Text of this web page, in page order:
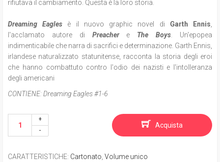
rifiutava il cambiamento. Questa è la loro storia.
Dreaming Eagles è il nuovo graphic novel di Garth Ennis
l'acclamato autore di Preachere The Boys . Un'epopea
indimenticabile che narra di sacrifici e determinazione. Garth Ennis,
irlandese naturalizzato statunitense, racconta la storia degli eroi
che hanno combattuto contro l'odio dei nazisti e l'intolleranza
degli americani
CONTIENE:Dreaming Eagles #1-6
Acquista
CARATTERISTICHE: Cartonato Volume unico